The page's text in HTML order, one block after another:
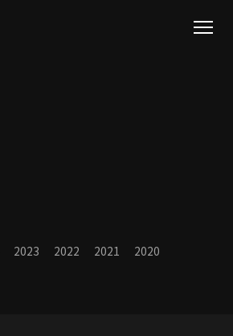
2023 2022 2021
2020